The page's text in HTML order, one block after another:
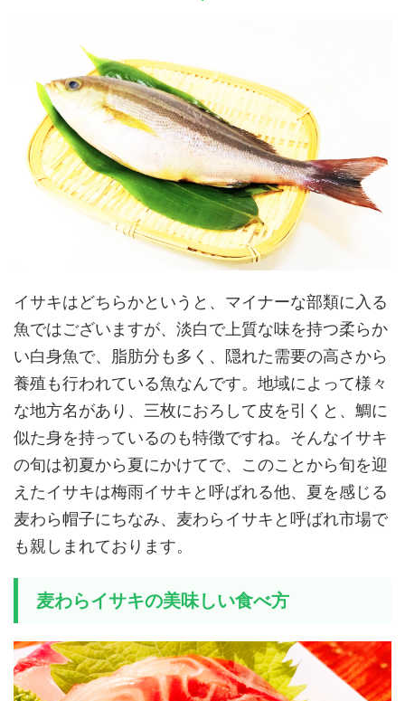
イサキはどちらかというと、マイナーな部類に入る
魚ではございますが、淡白で上質な味を持つ柔らか
い白身魚で、脂肪分も多く、隠れた需要の高さから
養殖も行われている魚なんです。地域によって様々
な地方名があり、三枚におろして皮を引くと、鯛に
似た身を持っているのも特徴ですね。そんなイサキ
の旬は初夏から夏にかけてで、このことから旬を迎
えたイサキは梅雨イサキと呼ばれる他、夏を感じる
麦わら帽子にちなみ、麦わらイサキと呼ばれ市場で
も親しまれております。
麦わらイサキの美味しい食べ方